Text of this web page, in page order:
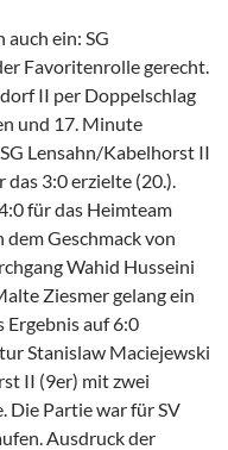
ein: SG
Favoritenrolle gerecht.
II per Doppelschlag
und 17. Minute
Lensahn/Kabelhorst II
3:0 erzielte (20.).
für das Heimteam
dem Geschmack von
Wahid Husseini
Ziesmer gelang ein
Ergebnis auf 6:0
Stanislaw Maciejewski
II (9er) mit zwei
Die Partie war für SV
Ausdruck der